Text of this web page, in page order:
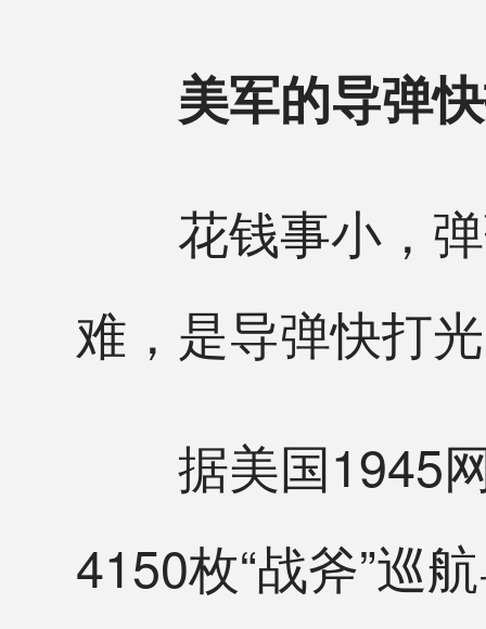
美军的导弹
花钱事小，弹
难，是导弹快打
据美国1945网
4150枚“战斧”巡